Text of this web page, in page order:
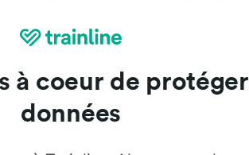
: l'avis de nos clients
à coeur de
données